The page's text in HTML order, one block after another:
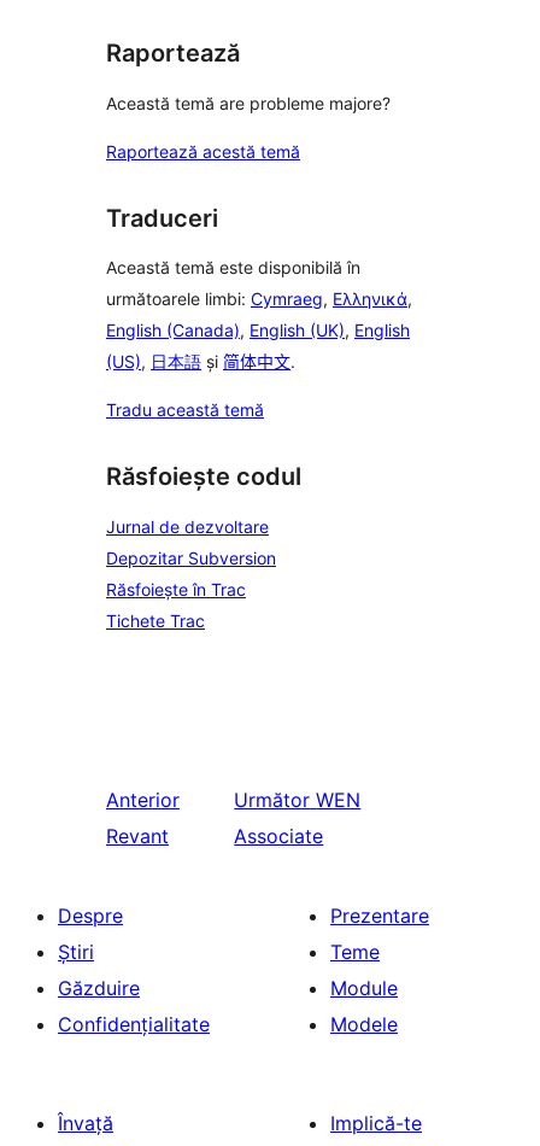
Raportează
Această temă are probleme majore?
Raportează acestă temă
Traduceri
Această temă este disponibilă în
următoarele limbi: Cymraeg, Ελληνικά,
English (Canada), English (UK), English
(US), 日本語 și 简体中文.
Tradu această temă
Răsfoiește codul
Jurnal de dezvoltare
Depozitar Subversion
Răsfoiește în Trac
Tichete Trac
Anterior
Revant
Următor WEN
Associate
Despre
Știri
Găzduire
Confidențialitate
Prezentare
Teme
Module
Modele
Învață
Implică-te